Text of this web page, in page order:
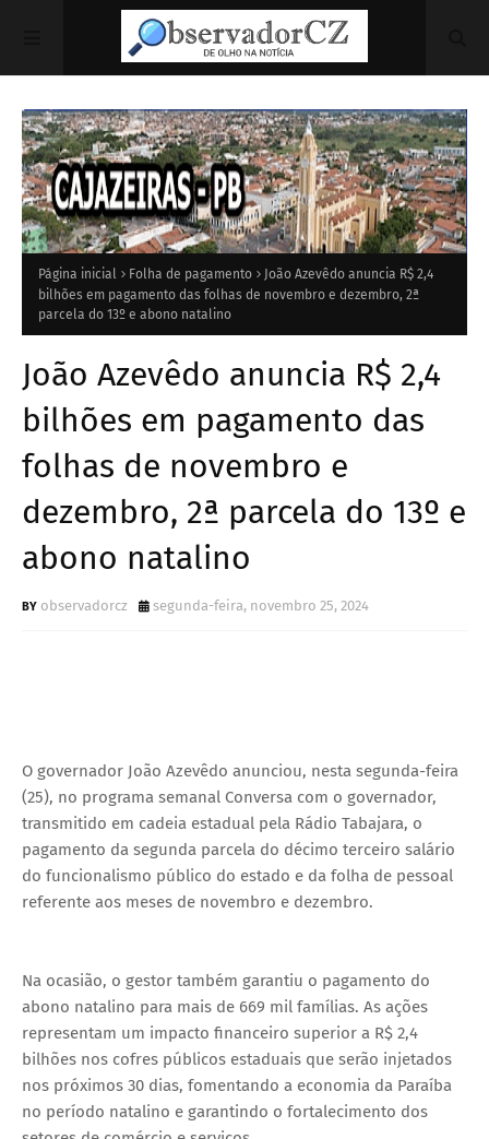
Página inicial Folha de pagamento
João Azevêdo anuncia R$ 2,4
bilhões em pagamento das folhas de novembro e dezembro, 2ª
parcela do 13º e abono natalino
João Azevêdo anuncia R$ 2,4
bilhões em pagamento das
folhas de novembro e
dezembro, 2ª parcela do 13º e
abono natalino
observadorcz segunda-feira, novembro 25, 2024
O governador João Azevêdo anunciou, nesta segunda-feira
(25), no programa semanal Conversa com o governador,
transmitido em cadeia estadual pela Rádio Tabajara, o
pagamento da segunda parcela do décimo terceiro salário
do funcionalismo público do estado e da folha de pessoal
referente aos meses de novembro e dezembro.
Na ocasião, o gestor também garantiu o pagamento do
abono natalino para mais de 669 mil famílias. As ações
representam um impacto financeiro superior a R$ 2,4
bilhões nos cofres públicos estaduais que serão injetados
nos próximos 30 dias, fomentando a economia da Paraíba
no período natalino e garantindo o fortalecimento dos